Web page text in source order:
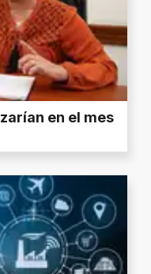
en el mes